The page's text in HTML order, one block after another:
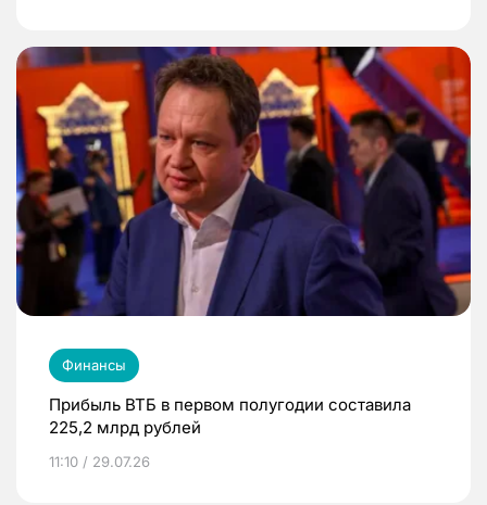
Финансы
Прибыль ВТБ в первом полугодии составила
225,2 млрд рублей
11:10 / 29.07.26